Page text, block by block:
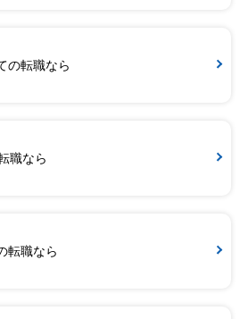
の転職なら
職なら
転職なら